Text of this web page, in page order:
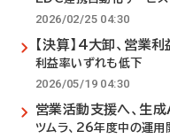
2026/02/25 04:30
【決算】4大卸、営業
利益率いずれも低下
2026/05/19 04:30
営業活動支援へ、生
ツムラ、26年度中の運用